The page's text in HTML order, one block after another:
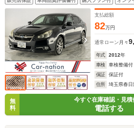
報)/HIDヘッドランプ/前席パワーシー
支払総額
82万円
通常ローン 月々
年式 2012年
車検
車検整備付
保証
保証付
住所
埼玉県春日
無
料
今すぐ在庫確認・見積
電話する